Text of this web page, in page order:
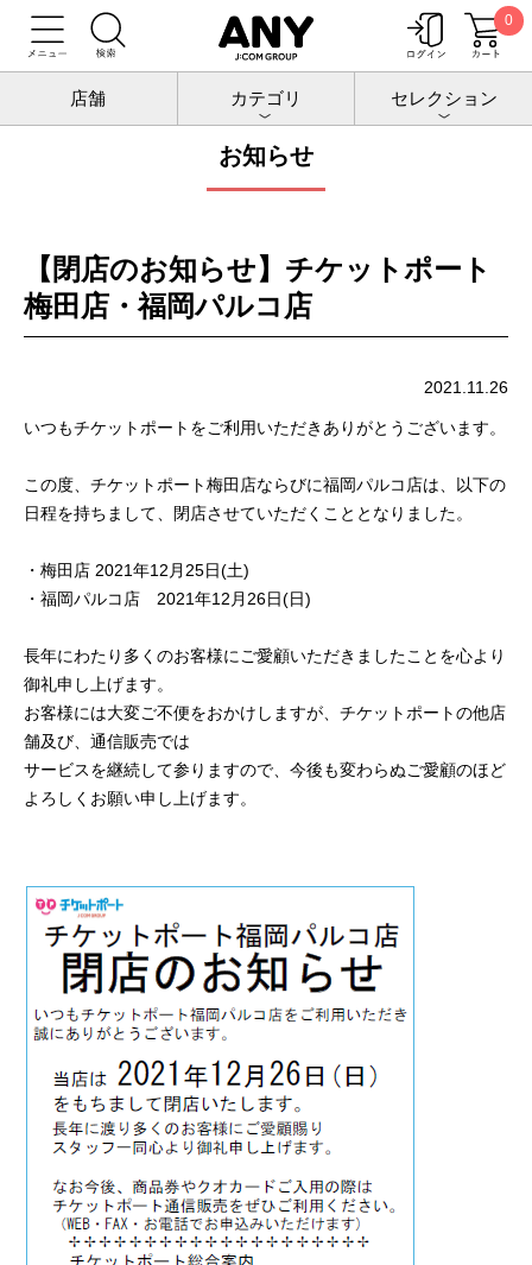
0
店舗 カテゴリ セレクション
トップ お知らせ
お知らせ
【閉店のお知らせ】チケットポート
梅田店・福岡パルコ店
2021.11.26
いつもチケットポートをご利用いただきありがとうございます。
この度、チケットポート梅田店ならびに福岡パルコ店は、以下の
日程を持ちまして、閉店させていただくこととなりました。
・梅田店 2021年12月25日(土)
・福岡パルコ店 2021年12月26日(日)
長年にわたり多くのお客様にご愛顧いただきましたことを心より
御礼申し上げます。
お客様には大変ご不便をおかけしますが、チケットポートの他店
舗及び、通信販売では
サービスを継続して参りますので、今後も変わらぬご愛顧のほど
よろしくお願い申し上げます。